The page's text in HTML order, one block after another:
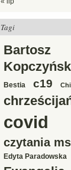
Tagi
Bartosz
Bestia c19
covid
czytania
Edyta Paradowska